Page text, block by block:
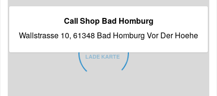
LADE KARTE
Call Shop Bad Homburg
Wallstrasse 10, 61348 Bad Homburg Vor Der Hoehe